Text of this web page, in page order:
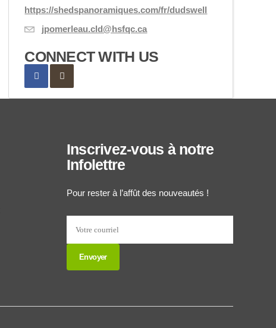
https://shedspanoramiques.com/fr/dudswell
jpomerleau.cld@hsfqc.ca
CONNECT WITH US
Inscrivez-vous à notre
Infolettre
Pour rester à l’affût des nouveautés !